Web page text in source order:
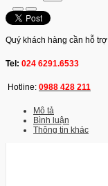
Quý khách hàng cần hỗ
Tel: 024 6291.6533
Hotline: 0988 428 211
Mô tả
Bình luận
Thông tin khác